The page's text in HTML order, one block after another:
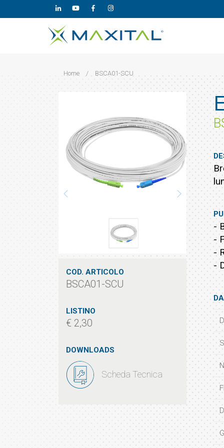
Home / BSCA01-SCU
COD. ARTICOLO
BSCA01-SCU
LISTINO
€ 2,30
DOWNLOADS
Scheda Tecnica
-
-
-
-